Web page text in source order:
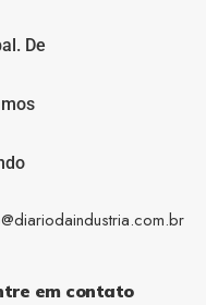
De
em contato